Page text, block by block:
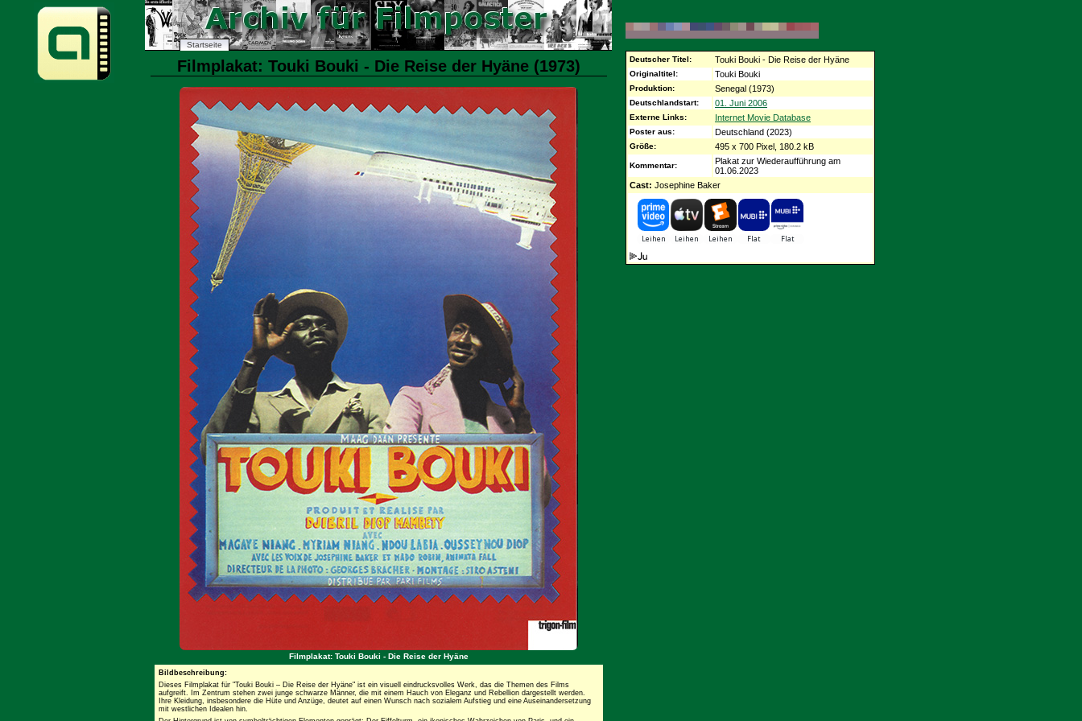
Startseite
Filmplakat: Touki Bouki - Die Reise der Hyäne (1973)
Filmplakat: Touki Bouki - Die Reise der Hyäne
Deutscher Titel: Touki Bouki - Die Reise der Hyäne
Originaltitel: Touki Bouki
Produktion: Senegal (1973)
Deutschlandstart: 01. Juni 2006
Externe Links: Internet Movie Database
Poster aus: Deutschland (2023)
Größe: 495 x 700 Pixel, 180.2 kB
Kommentar:
Plakat zur Wiederaufführung am
01.06.2023
Cast: Josephine Baker
Bildbeschreibung:
Dieses Filmplakat für "Touki Bouki – Die Reise der Hyäne" ist ein visuell eindrucksvolles Werk, das die Themen des Films
aufgreift. Im Zentrum stehen zwei junge schwarze Männer, die mit einem Hauch von Eleganz und Rebellion dargestellt werden.
Ihre Kleidung, insbesondere die Hüte und Anzüge, deutet auf einen Wunsch nach sozialem Aufstieg und eine Auseinandersetzung
mit westlichen Idealen hin.